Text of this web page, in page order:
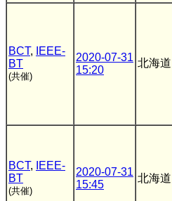
BCT,
IEEE-
BT
(共催)
2020-07-31
15:20
北海道
BCT,
IEEE-
BT
(共催)
2020-07-31
15:45
北海道